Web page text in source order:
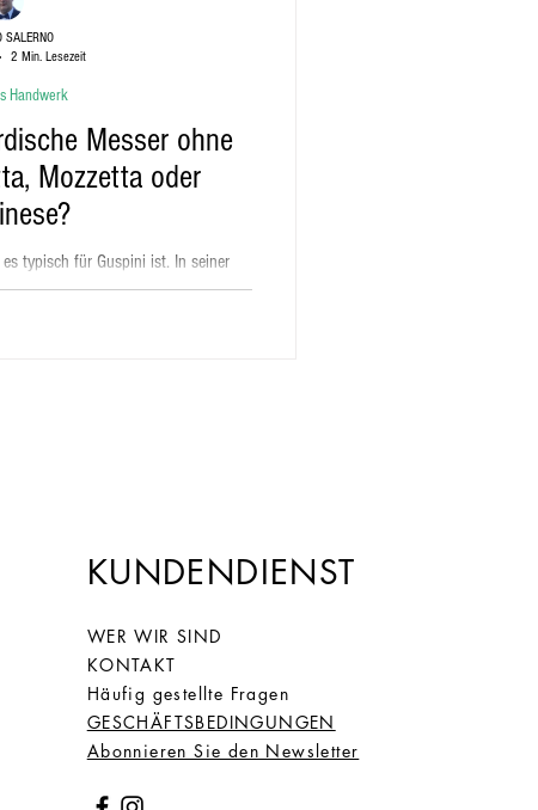
Messer ohne
Mozzetta oder
typisch für Guspini ist. In seiner
Trinkgeld, auf der Grundlage eine
Handwerk
SALERNO
2 Min. Lesezeit
KUNDENDIENST
WER WIR SIND
KONTAKT
Häufig gestellte Fragen
GESCHÄFTSBEDINGUNGEN
Abonnieren Sie den Newsletter